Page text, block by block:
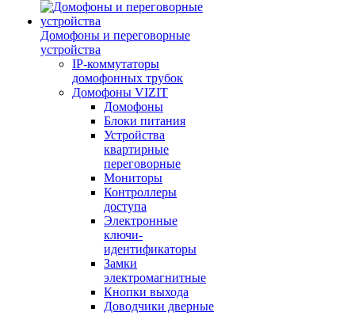
Домофоны и переговорные
устройства
IP-коммутаторы
домофонных трубок
Домофоны VIZIT
Домофоны
Блоки питания
Устройства
квартирные
переговорные
Мониторы
Контроллеры
доступа
Электронные
ключи-
идентификаторы
Замки
электромагнитные
Кнопки выхода
Доводчики дверные